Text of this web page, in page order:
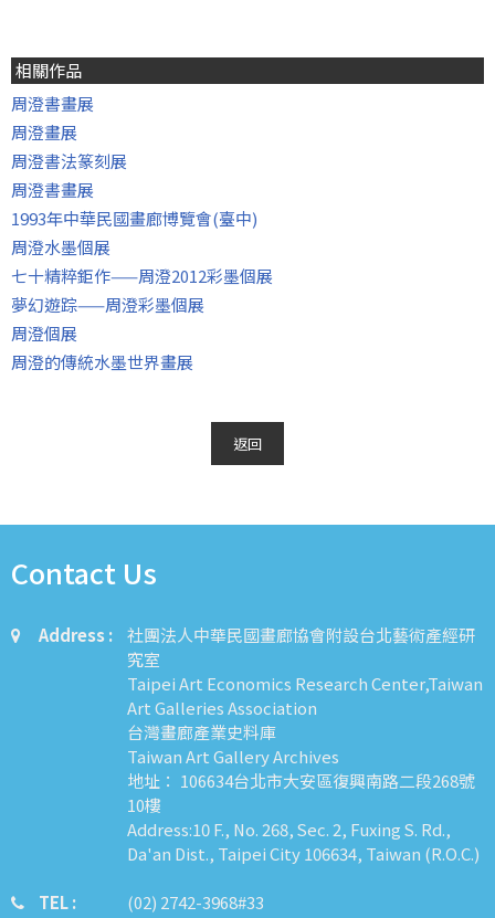
相關作品
周澄書畫展
周澄畫展
周澄書法篆刻展
周澄書畫展
1993年中華民國畫廊博覽會(臺中)
周澄水墨個展
七十精粹鉅作——周澄2012彩墨個展
夢幻遊踪——周澄彩墨個展
周澄個展
周澄的傳統水墨世界畫展
返回
Contact Us
Address :
社團法人中華民國畫廊協會附設台北藝術產經研
究室
Taipei Art Economics Research Center,Taiwan
Art Galleries Association
台灣畫廊產業史料庫
Taiwan Art Gallery Archives
地址： 106634台北市大安區復興南路二段268號
10樓
Address:10 F., No. 268, Sec. 2, Fuxing S. Rd.,
Da'an Dist., Taipei City 106634, Taiwan (R.O.C.)
TEL :
​​​​(02) 2742-3968#33